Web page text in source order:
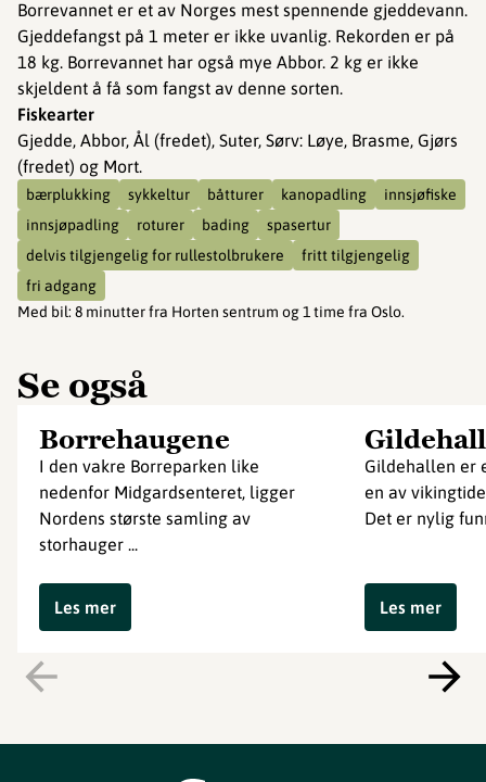
Borrevannet er et av Norges mest spennende gjeddevann.
Gjeddefangst på 1 meter er ikke uvanlig. Rekorden er på
18 kg. Borrevannet har også mye Abbor. 2 kg er ikke
skjeldent å få som fangst av denne sorten.
Fiskearter
Gjedde, Abbor, Ål (fredet), Suter, Sørv: Løye, Brasme, Gjørs
(fredet) og Mort.
bærplukking sykkeltur båtturer kanopadling
innsjøfiske
innsjøpadling
roturer bading
spasertur
delvis tilgjengelig for rullestolbrukere
fritt tilgjengelig
fri adgang
Med bil: 8 minutter fra Horten sentrum og 1 time fra Oslo.
Se også
Borrehaugene
I den vakre Borreparken like
nedenfor Midgardsenteret, ligger
Nordens største samling av
storhauger ...
Les mer
Gildehallen er
en av
Det er nylig
Les mer